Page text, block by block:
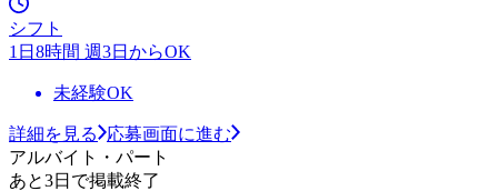
シフト
1日8時間 週3日からOK
未経験OK
詳細を見る
応募画面に進む
アルバイト・パート
あと3日で掲載終了